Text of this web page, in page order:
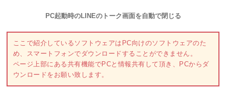
PC起動時のLINEのトーク画面を自動で閉じる
ここで紹介しているソフトウェアはPC向けのソフトウェアのた
め、スマートフォンでダウンロードすることができません。
ページ上部にある共有機能でPCと情報共有して頂き、PCからダ
ウンロードをお願い致します。